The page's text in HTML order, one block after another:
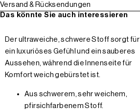
Versand & Rücksendungen
Das könnte Sie auch interessieren
Der ultraweiche, schwere Stoff sorgt für
ein luxuriöses Gefühl und ein sauberes
Aussehen, während die Innenseite für
Komfort weich gebürstet ist.
Aus schwerem, sehr weichem,
pfirsichfarbenem Stoff.